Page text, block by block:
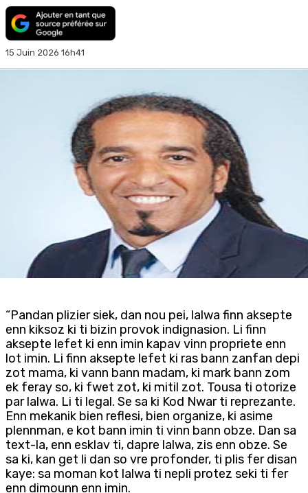
15 Juin 2026 16h41
“Pandan plizier siek, dan nou pei, lalwa finn aksepte
enn kiksoz ki ti bizin provok indignasion. Li finn
aksepte lefet ki enn imin kapav vinn propriete enn
lot imin. Li finn aksepte lefet ki ras bann zanfan depi
zot mama, ki vann bann madam, ki mark bann zom
ek feray so, ki fwet zot, ki mitil zot. Tousa ti otorize
par lalwa. Li ti legal. Se sa ki Kod Nwar ti reprezante.
Enn mekanik bien reflesi, bien organize, ki asime
plennman, e kot bann imin ti vinn bann obze. Dan sa
text-la, enn esklav ti, dapre lalwa, zis enn obze. Se
sa ki, kan get li dan so vre profonder, ti plis fer disan
kaye: sa moman kot lalwa ti nepli protez seki ti fer
enn dimounn enn imin.